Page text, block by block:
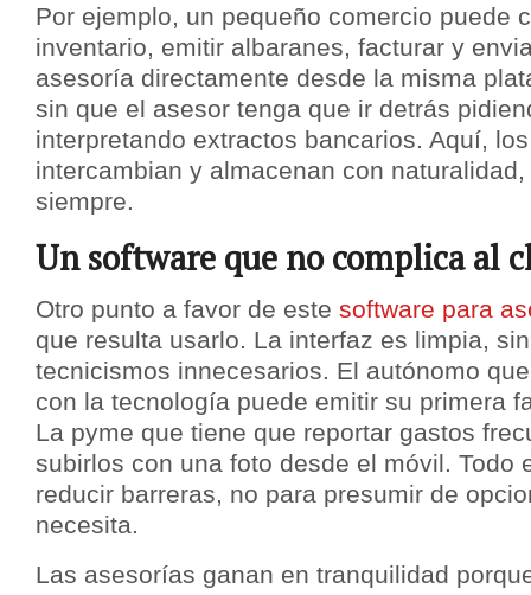
Por ejemplo, un pequeño comercio puede
inventario, emitir albaranes, facturar y
asesoría directamente desde la misma
sin que el asesor tenga que ir detrás
interpretando extractos bancarios. Aquí,
intercambian y almacenan con
siempre.
Un software que no complica al
Otro punto a favor de este software para
que resulta usarlo. La interfaz es limpia,
tecnicismos innecesarios. El autónomo
con la tecnología puede emitir su primera
La pyme que tiene que reportar gastos
subirlos con una foto desde el móvil. Todo
reducir barreras, no para presumir de
necesita.
Las asesorías ganan en tranquilidad